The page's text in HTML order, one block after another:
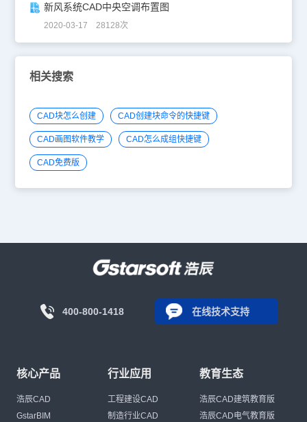
新风系统CAD中央空调布置图
2020-03-17 28128次
相关搜索
CAD块怎么创建 CAD创建块命令的快捷键
CAD画图软件教学 CAD怎么成组快捷键
CAD免费版
400-800-1418 在线技术支持
核心产品
浩辰CAD
GstarBIM
行业应用
工程建设CAD
制造行业CAD
教育生态
浩辰CAD建筑教育版
浩辰CAD电气教育版